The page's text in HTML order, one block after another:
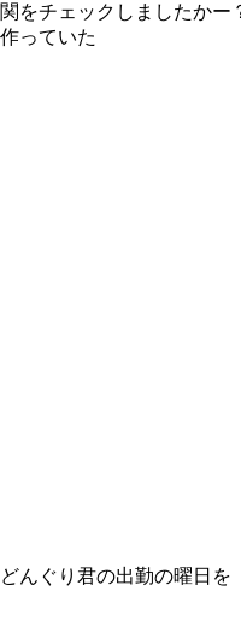
をチェックしましたかー
っていた
んぐり君の出勤の曜日を